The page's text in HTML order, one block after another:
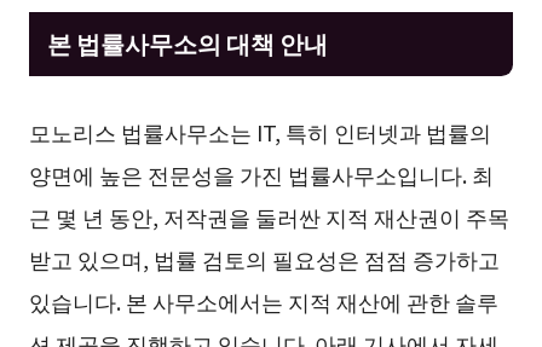
본 법률사무소의 대책 안내
모노리스 법률사무소는 IT, 특히 인터넷과 법률의
양면에 높은 전문성을 가진 법률사무소입니다. 최
근 몇 년 동안, 저작권을 둘러싼 지적 재산권이 주목
받고 있으며, 법률 검토의 필요성은 점점 증가하고
있습니다. 본 사무소에서는 지적 재산에 관한 솔루